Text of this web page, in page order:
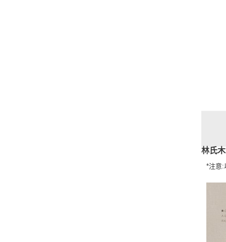
林氏
*注意: